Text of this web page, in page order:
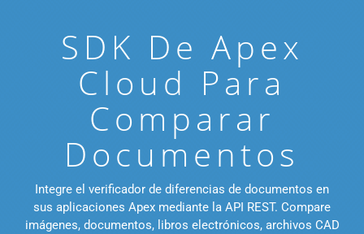
SDK De Apex
Cloud Para
Comparar
Documentos
Integre el verificador de diferencias de documentos en
sus aplicaciones Apex mediante la API REST. Compare
imágenes, documentos, libros electrónicos, archivos CAD